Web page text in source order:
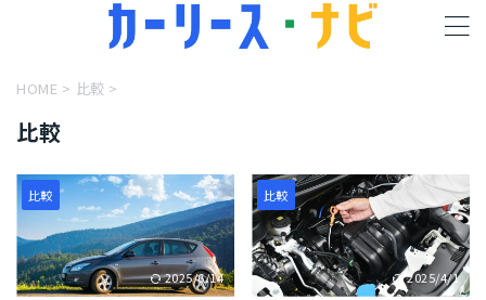
HOME > 比較 >
比較
比較
2025/6/14
比較
2025/4/1